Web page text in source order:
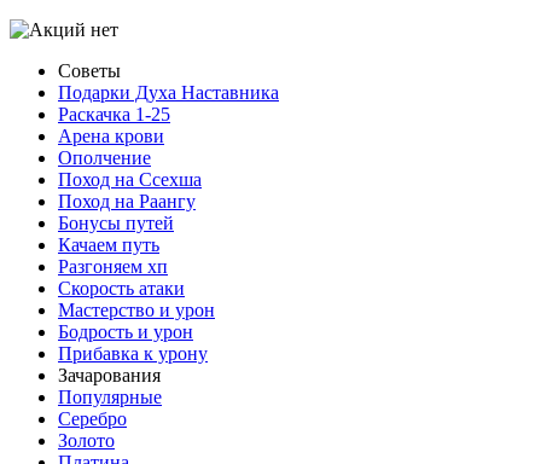
Советы
Подарки Духа Наставника
Раскачка 1-25
Арена крови
Ополчение
Поход на Ссехша
Поход на Раангу
Бонусы путей
Качаем путь
Разгоняем хп
Скорость атаки
Мастерство и урон
Бодрость и урон
Прибавка к урону
Зачарования
Популярные
Серебро
Золото